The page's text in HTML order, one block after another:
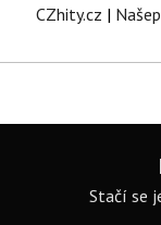
CZhity.cz |
Stačí se